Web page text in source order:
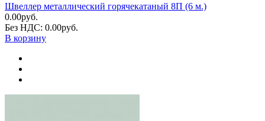
Швеллер металлический горячекатаный 8П (6 м.)
0.00руб.
Без НДС: 0.00руб.
В корзину